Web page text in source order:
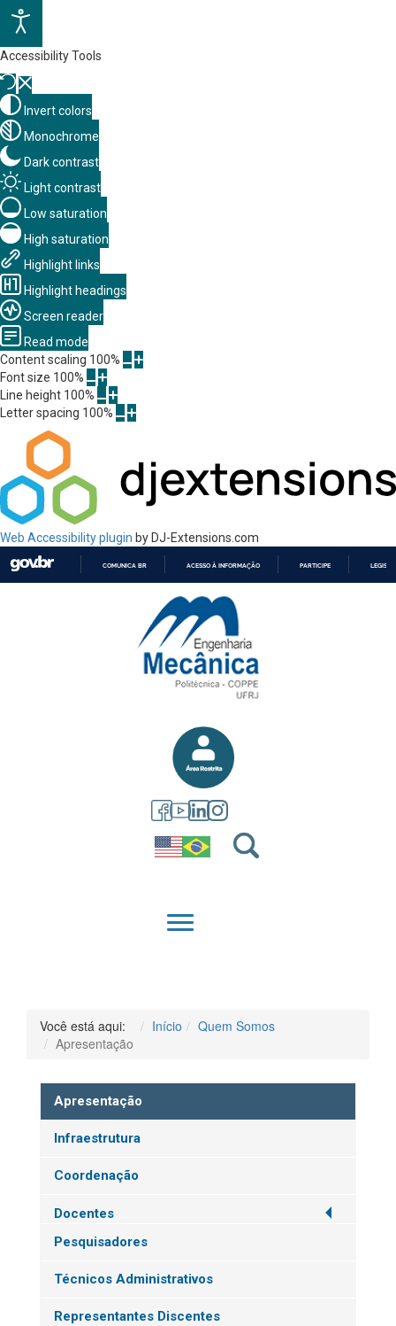
Accessibility Tools
Invert colors
Monochrome
Dark contrast
Light contrast
Low saturation
High saturation
Highlight links
Highlight headings
Screen reader
Read mode
Content scaling 100%
Font size 100%
Line height 100%
Letter spacing 100%
Web Accessibility plugin by DJ-Extensions.com
PARA
CONTEÚDO
COMUNICA BR ACESSO À INFORMAÇÃO PARTICIPE
QUEM SOMOS
Você está aqui: Início
Quem Somos
Apresentação
Apresentação
Infraestrutura
Coordenação
Docentes
Pesquisadores
Técnicos Administrativos
Representantes Discentes